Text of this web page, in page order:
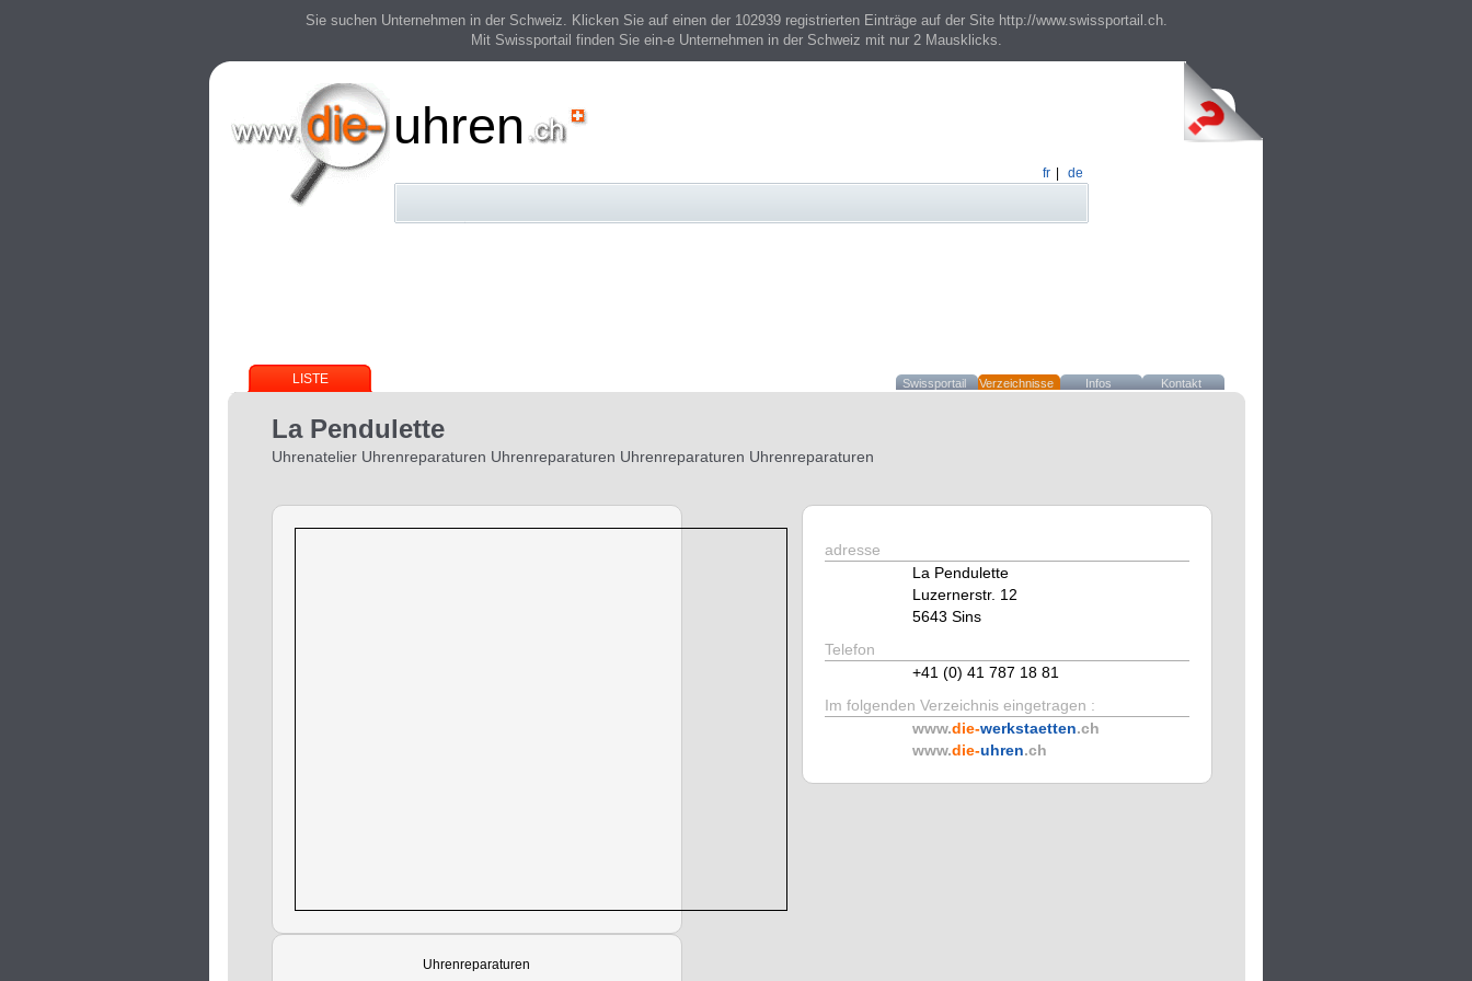
Sie suchen Unternehmen in der Schweiz. Klicken Sie auf einen der 102939 registrierten Einträge auf der Site http://www.swissportail.ch.
Mit Swissportail finden Sie ein-e Unternehmen in der Schweiz mit nur 2 Mausklicks.
uhren
fr de
LISTE Swissportail Verzeichnisse Infos Kontakt
La Pendulette
Uhrenatelier Uhrenreparaturen Uhrenreparaturen Uhrenreparaturen Uhrenreparaturen
Uhrenreparaturen
adresse
La Pendulette
Luzernerstr. 12
5643 Sins
Telefon
+41 (0) 41 787 18 81
Im folgenden Verzeichnis eingetragen :
www.die-werkstaetten.ch
www.die-uhren.ch